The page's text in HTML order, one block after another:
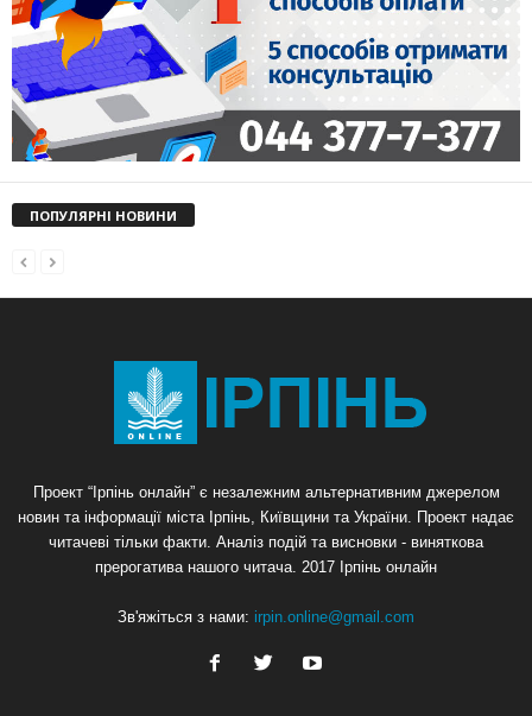
ПОПУЛЯРНІ НОВИНИ
Проект “Ірпінь онлайн” є незалежним альтернативним джерелом
новин та інформації міста Ірпінь, Київщини та України. Проект надає
читачеві тільки факти. Аналіз подій та висновки - виняткова
прерогатива нашого читача. 2017 Ірпінь онлайн
Зв'яжіться з нами: irpin.online@gmail.com